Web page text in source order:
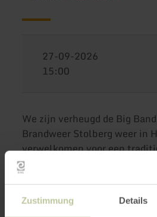
Zustimmung Details
27-09-2026
15:00
We zijn verheugd de Big
Brandweer Stolberg weer in
verwelkomen voor een
Het veelzijdige repertoire
bezoekers
kijken uit naar uw bezoek!
altijd gratis.